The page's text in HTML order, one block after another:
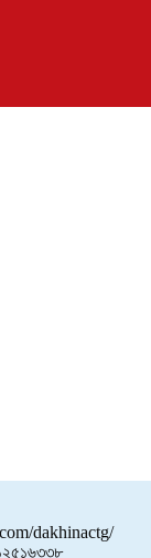
dakhinactg/